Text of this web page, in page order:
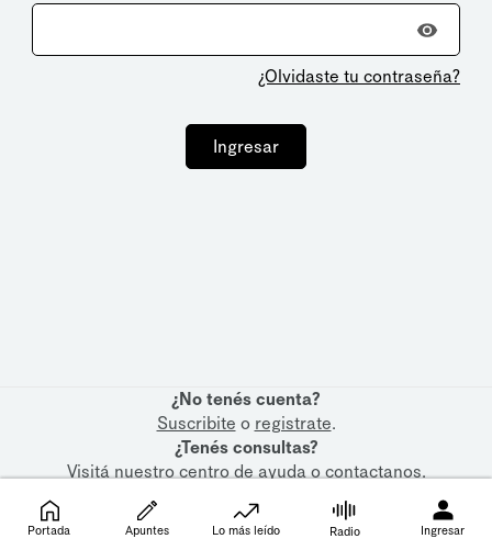
¿Olvidaste tu contraseña?
Ingresar
¿No tenés cuenta?
Suscribite o registrate.
¿Tenés consultas?
Visitá nuestrocentro de ayudaocontactanos.
Portada Apuntes Lo más leído Radio Ingresar